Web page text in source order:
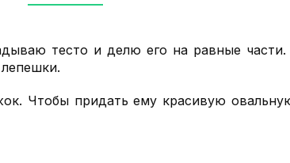
тесто и делю его на равные
Чтобы придать ему красивую